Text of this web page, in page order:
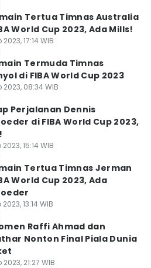
Tertua Timnas Australia
World Cup 2023, Ada Mills!
2023, 17:14 WIB
Termuda Timnas
di FIBA World Cup 2023
2023, 08:34 WIB
Perjalanan Dennis
di FIBA World Cup 2023,
2023, 15:14 WIB
Tertua Timnas Jerman
World Cup 2023, Ada
2023, 13:14 WIB
Raffi Ahmad dan
Nonton Final Piala Dunia
2023, 21:27 WIB